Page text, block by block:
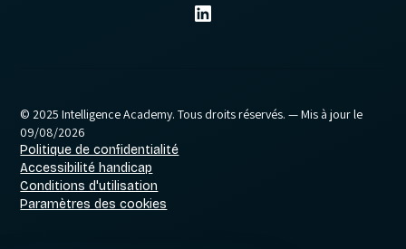
© 2025 Intelligence Academy. Tous droits réservés. — Mis à jour le
09/08/2026
Politique de confidentialité
Accessibilité handicap
Conditions d'utilisation
Paramètres des cookies